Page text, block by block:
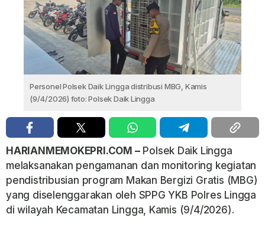
Personel Polsek Daik Lingga distribusi MBG, Kamis
(9/4/2026) foto: Polsek Daik Lingga
HARIANMEMOKEPRI.COM –Polsek Daik Lingga
melaksanakan pengamanan dan monitoring kegiatan
pendistribusian program Makan Bergizi Gratis (MBG)
yang diselenggarakan oleh SPPG YKB Polres Lingga
di wilayah Kecamatan Lingga, Kamis (9/4/2026).